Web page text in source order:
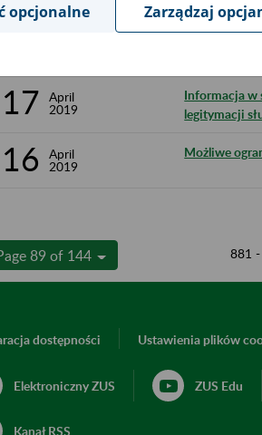
17
April
2019
Informacja w
legitymacji
16
April
2019
Możliwe
89 of 144 881
dostępności Ustawienia plików
Elektroniczny ZUS ZUS Edu
Kanał RSS
opcjonalne Zarządzaj